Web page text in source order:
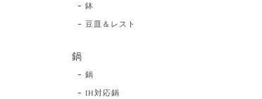
鉢
豆皿＆レスト
鍋
鍋
IH対応鍋